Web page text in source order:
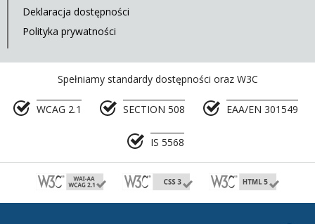
Deklaracja dostępności
Polityka prywatności
Spełniamy standardy dostępności oraz W3C
WCAG 2.1 SECTION 508 EAA/EN 301549
IS 5568